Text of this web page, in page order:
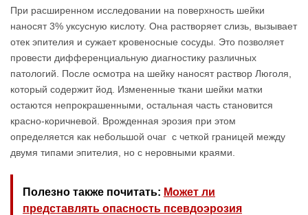
При расширенном исследовании на поверхность шейки
наносят 3% уксусную кислоту. Она растворяет слизь, вызывает
отек эпителия и сужает кровеносные сосуды. Это позволяет
провести дифференциальную диагностику различных
патологий. После осмотра на шейку наносят раствор Люголя,
который содержит йод. Измененные ткани шейки матки
остаются непрокрашенными, остальная часть становится
красно-коричневой. Врожденная эрозия при этом
определяется как небольшой очаг с четкой границей между
двумя типами эпителия, но с неровными краями.
Полезно также почитать: Может ли
представлять опасность псевдоэрозия